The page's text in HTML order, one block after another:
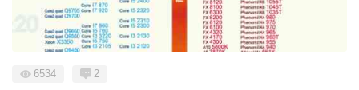
6534 2